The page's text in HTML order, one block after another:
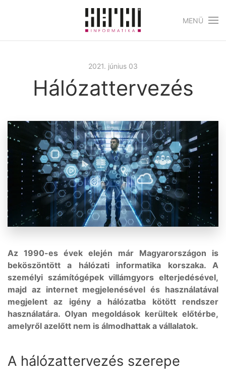
Skip to main content
MENÜ
2021. június 03
Hálózattervezés
Az 1990-es évek elején már Magyarországon is
beköszöntött a hálózati informatika korszaka. A
személyi számítógépek villámgyors elterjedésével,
majd az internet megjelenésével és használatával
megjelent az igény a hálózatba kötött rendszer
használatára. Olyan megoldások kerültek előtérbe,
amelyről azelőtt nem is álmodhattak a vállalatok.
A hálózattervezés szerepe